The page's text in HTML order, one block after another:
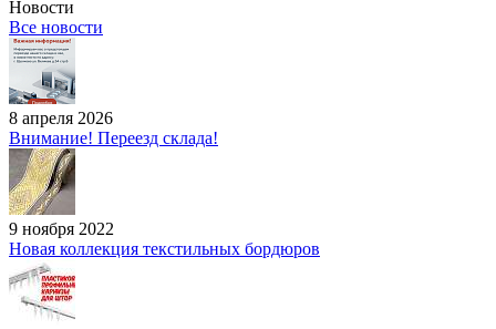
Новости
Все новости
8 апреля 2026
Внимание! Переезд склада!
9 ноября 2022
Новая коллекция текстильных бордюров